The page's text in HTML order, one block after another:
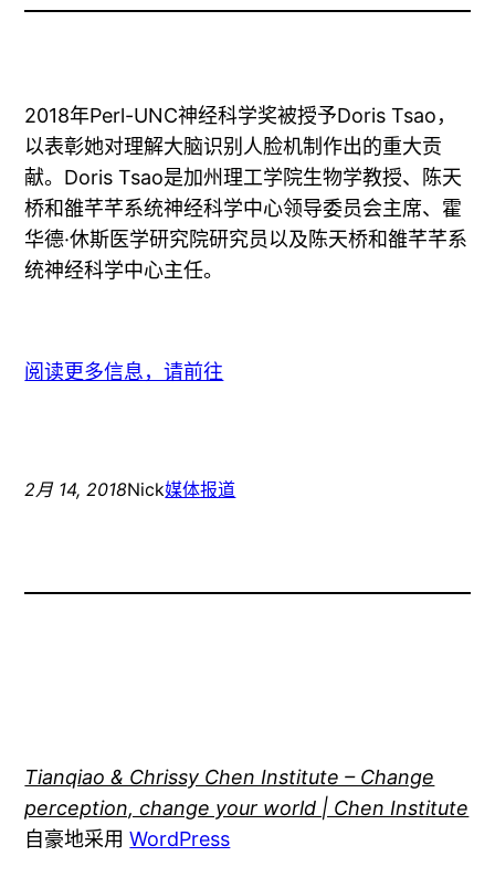
2018年Perl-UNC神经科学奖被授予Doris Tsao，
以表彰她对理解大脑识别人脸机制作出的重大贡
献。Doris Tsao是加州理工学院生物学教授、陈天
桥和雒芊芊系统神经科学中心领导委员会主席、霍
华德·休斯医学研究院研究员以及陈天桥和雒芊芊系
统神经科学中心主任。
阅读更多信息，请前往
2月 14, 2018Nick媒体报道
Tianqiao & Chrissy Chen Institute – Change
perception, change your world | Chen Institute
自豪地采用WordPress